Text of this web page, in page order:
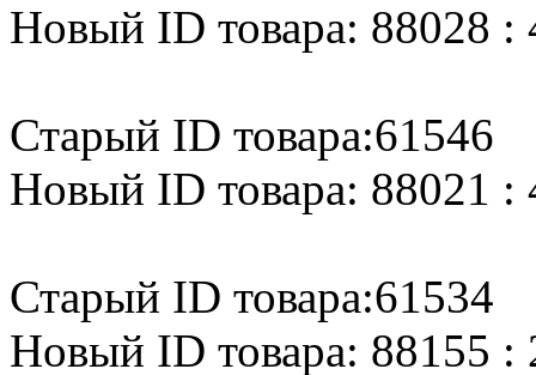
Новый ID товара: 88028 :
Старый ID товара:61546
Новый ID товара: 88021 :
Старый ID товара:61534
Новый ID товара: 88155 :